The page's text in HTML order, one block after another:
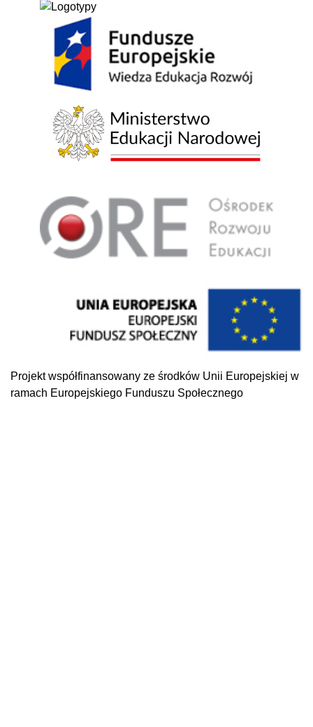
Projekt współfinansowany ze środków Unii Europejskiej w
ramach Europejskiego Funduszu Społecznego